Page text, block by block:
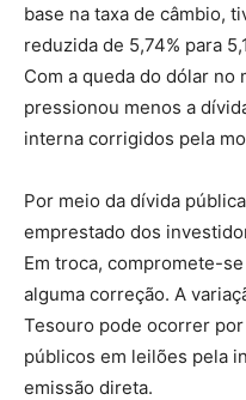
base na taxa de câmbio,
reduzida de 5,74% para
Com a queda do dólar no
pressionou menos a
interna corrigidos pela
Por meio da dívida
emprestado dos
Em troca, compromete-
alguma correção. A
Tesouro pode ocorrer
públicos em leilões pela
emissão direta.